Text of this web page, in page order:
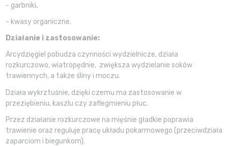
- garbniki,
- kwasy organiczne.
Działanie i zastosowanie:
Arcydzięgiel pobudza czynności wydzielnicze, działa
rozkurczowo, wiatropędnie, zwiększa wydzielanie soków
trawiennych, a także śliny i moczu.
Działa wykrztuśnie, dzięki czemu ma zastosowanie w
przeziębieniu, kaszlu czy zaflegmieniu płuc.
Przez działanie rozkurczowe na mięśnie gładkie poprawia
trawienie oraz reguluje pracę układu pokarmowego (przeciwdziała
zaparciom i biegunkom).